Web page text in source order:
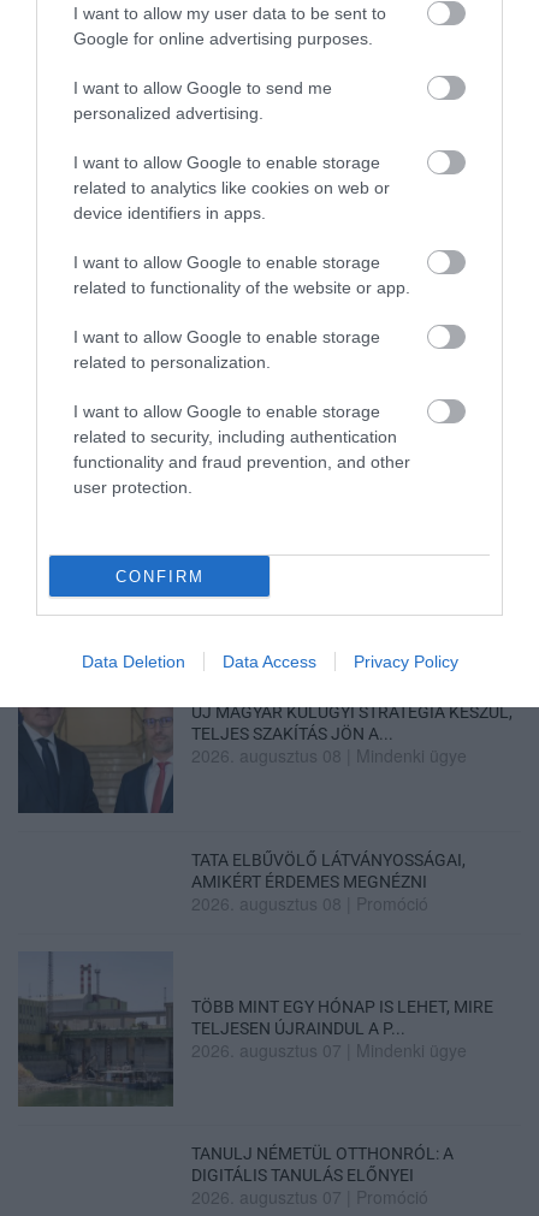
I want to allow my user data to be sent to
Google for online advertising purposes.
I want to allow Google to send me
personalized advertising.
I want to allow Google to enable storage
related to analytics like cookies on web or
device identifiers in apps.
I want to allow Google to enable storage
related to functionality of the website or app.
I want to allow Google to enable storage
related to personalization.
I want to allow Google to enable storage
related to security, including authentication
functionality and fraud prevention, and other
user protection.
CONFIRM
Data Deletion Data Access Privacy Policy
KIHÍVÁSOK A KARRIER KE...
2026. augusztus 09|Promóció
35 PERCES TANÓRÁK ÉS KEVESEBB HÁZI
FELADAT JÖHET AZ ALSÓ ...
2026. augusztus 08
2026. augusztus 08
ÚJ MAGYAR KÜLÜGYI STRATÉGIA KÉSZÜL,
TELJES SZAKÍTÁS JÖN A...
2026. augusztus 08 Mindenki ügye
TATA ELBŰVÖLŐ LÁTVÁNYOSSÁGAI,
AMIKÉRT ÉRDEMES MEGNÉZNI
2026. augusztus 08 Promóció
TÖBB MINT EGY HÓNAP IS LEHET, MIRE
TELJESEN ÚJRAINDUL A P...
2026. augusztus 07 Mindenki ügye
TANULJ NÉMETÜL OTTHONRÓL: A
DIGITÁLIS TANULÁS ELŐNYEI
2026. augusztus 07 Promóció